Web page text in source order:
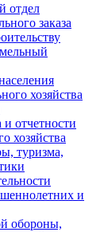
отдел
заказа
хозяйства
и отчетности
хозяйства
туризма,
и
обороны,